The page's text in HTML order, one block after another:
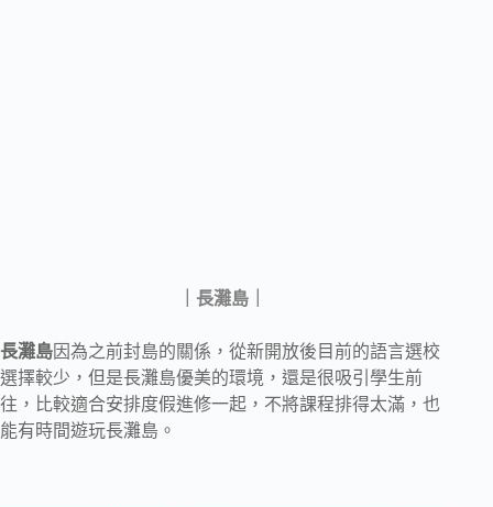
｜長灘島｜
長灘島因為之前封島的關係，從新開放後目前的語言選校
選擇較少，但是長灘島優美的環境，還是很吸引學生前
往，比較適合安排度假進修一起，不將課程排得太滿，也
能有時間遊玩長灘島。